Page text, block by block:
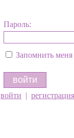
Пароль:
Запомнить
войти | регистрация